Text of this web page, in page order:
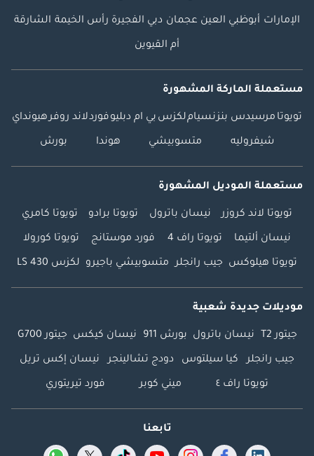
الإمارات أبوظبي العين عجمان دبي الفجيرة رأس الخيمة الشارقة
أم القيوين
مستعملة الماركة المشهورة
تويوتا مرسيدس بنزنسياملكزس بي ام دبليوفوردلاند روفرهيونداي
شيفروليه متسوبيشي هوندا بورش
مستعملة الموديل المشهورة
تويوتا لاند كروزر نيسان باترول تويوتا برادو تويوتا كامري
نيسان ألتيما تويوتا راف 4 فورد موستانج تويوتا كورولا
تويوتا هيلوكس جيب رانجلر متسوبيشي باجيرو لكزس LS 430
موديلات جديدة شعبية
جيتور T2 نيسان باترول بورش 911 نيسان كيكس جيتور G700
جيب رانجلر كيا سيلتوس دودج تشالينجر نيسان إكس تريل
تويوتا راف ٤ ميني كوبر فورد تيريتوري
تابعنا